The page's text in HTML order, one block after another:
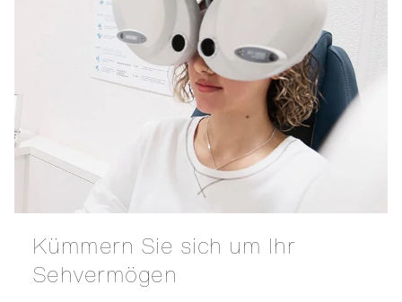
Kümmern Sie sich um Ihr
Sehvermögen